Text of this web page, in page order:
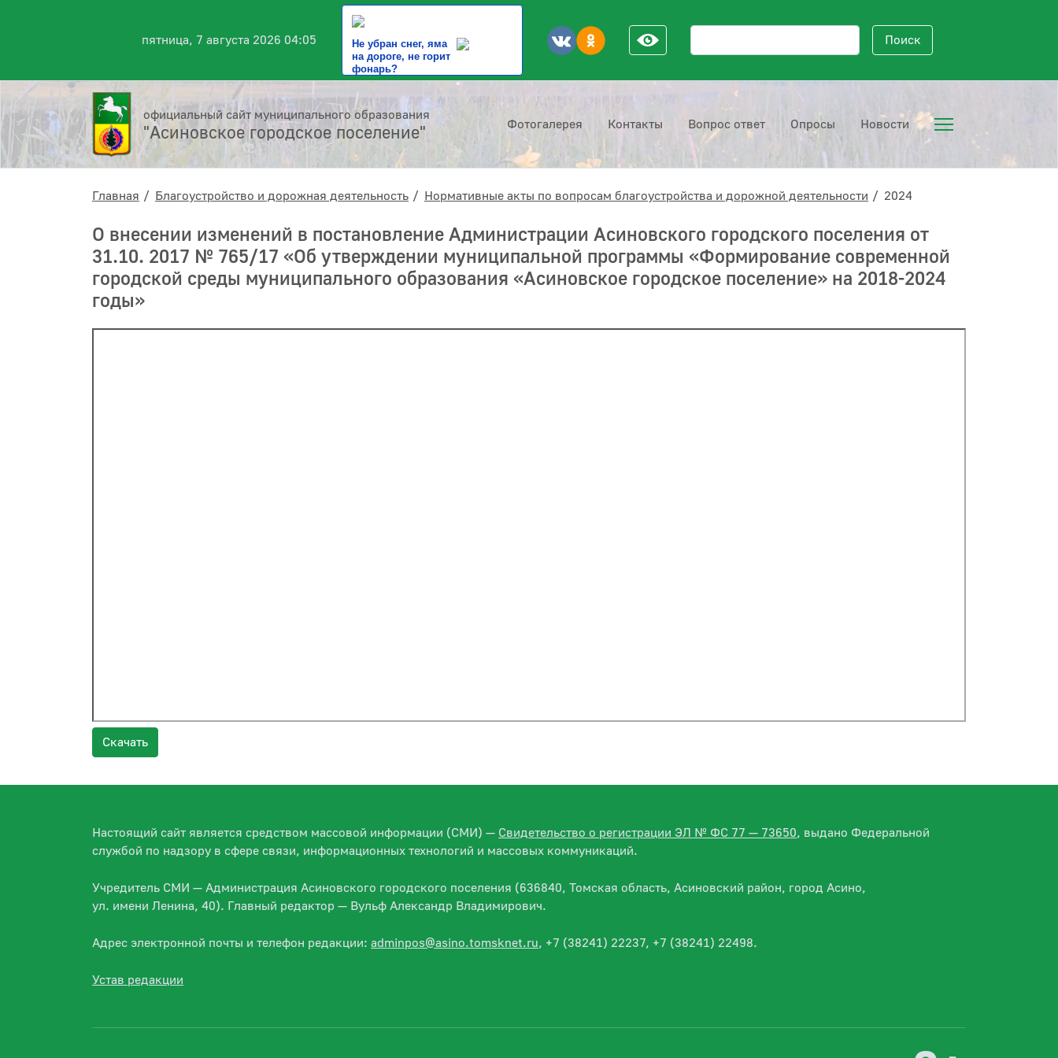
пятница, 7 августа 2026 04:05
Не убран снег, яма
на дороге, не горит
фонарь?
Поисковый запрос Поиск
официальный сайт муниципального образования
"Асиновское городское поселение" Фотогалерея Контакты Вопрос ответ Опросы Новости
Главная Благоустройство и дорожная деятельность Нормативные акты по вопросам благоустройства и дорожной деятельности 2024
О внесении изменений в постановление Администрации Асиновского городского поселения от
31.10. 2017 № 765/17 «Об утверждении муниципальной программы «Формирование современной
городской среды муниципального образования «Асиновское городское поселение» на 2018-2024
годы»
Скачать
Настоящий сайт является средством массовой информации (СМИ) — Свидетельство о регистрации ЭЛ № ФС 77 — 73650, выдано Федеральной
службой по надзору в сфере связи, информационных технологий и массовых коммуникаций.
Учредитель СМИ — Администрация Асиновского городского поселения (636840, Томская область, Асиновский район, город Асино,
ул. имени Ленина, 40). Главный редактор — Вульф Александр Владимирович.
Адрес электронной почты и телефон редакции: adminpos@asino.tomsknet.ru, +7 (38241) 22237, +7 (38241) 22498.
Устав редакции